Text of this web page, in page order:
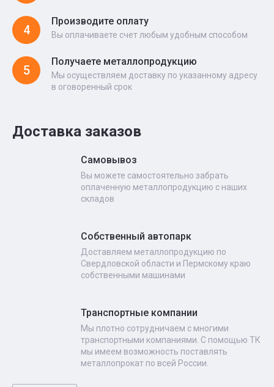
4
Производите оплату
Вы оплачиваете счет любым удобным способом
5
Получаете металлопродукцию
Мы осуществляем доставку по указанному адресу
в оговоренный срок
Доставка заказов
Самовывоз
Вы можете самостоятельно забрать
оплаченную металлопродукцию с наших
складов
Собственный автопарк
Доставляем металлопродукцию по
Свердловской области и Пермскому краю
собственными машинами
Транспортные компании
Мы плотно сотрудничаем с многими
транспортными компаниями. С помощью ТК
мы имеем возможность поставлять
металлопрокат по всей России.